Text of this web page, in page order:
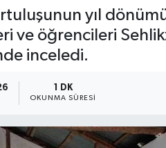
yıl
ve öğrencileri
inceledi.
1 DK
OKUNMA SÜRESI